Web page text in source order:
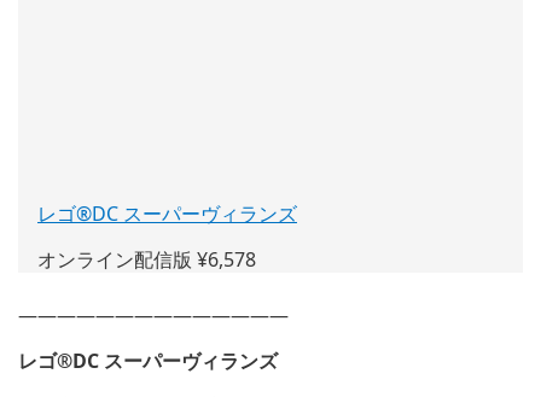
レゴ®DC スーパーヴィランズ
オンライン配信版 ¥6,578
——————————————
レゴ®DC スーパーヴィランズ